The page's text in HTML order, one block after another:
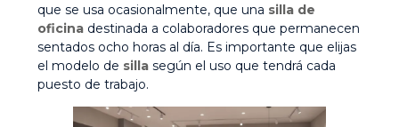
que se usa ocasionalmente, que una silla de
oficina destinada a colaboradores que permanecen
sentados ocho horas al día. Es importante que elijas
el modelo de silla según el uso que tendrá cada
puesto de trabajo.